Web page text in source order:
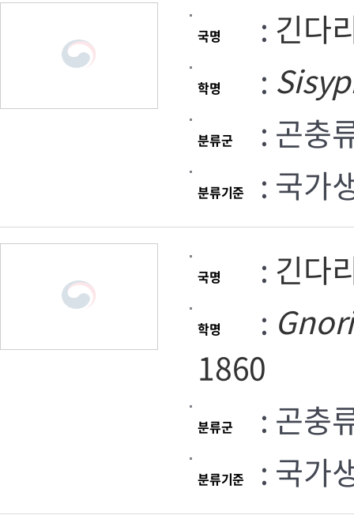
국명 : 긴다
학명 :
분류군 : 곤충
분류기준 : 국가
국명 : 긴다
학명 :
1860
분류군 : 곤충
분류기준 : 국가